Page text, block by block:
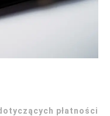
płatności